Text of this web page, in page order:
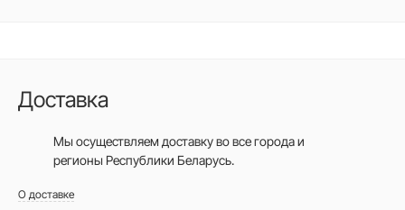
Доставка
Мы осуществляем доставку во все городаи
регионы Республики Беларусь.
О доставке